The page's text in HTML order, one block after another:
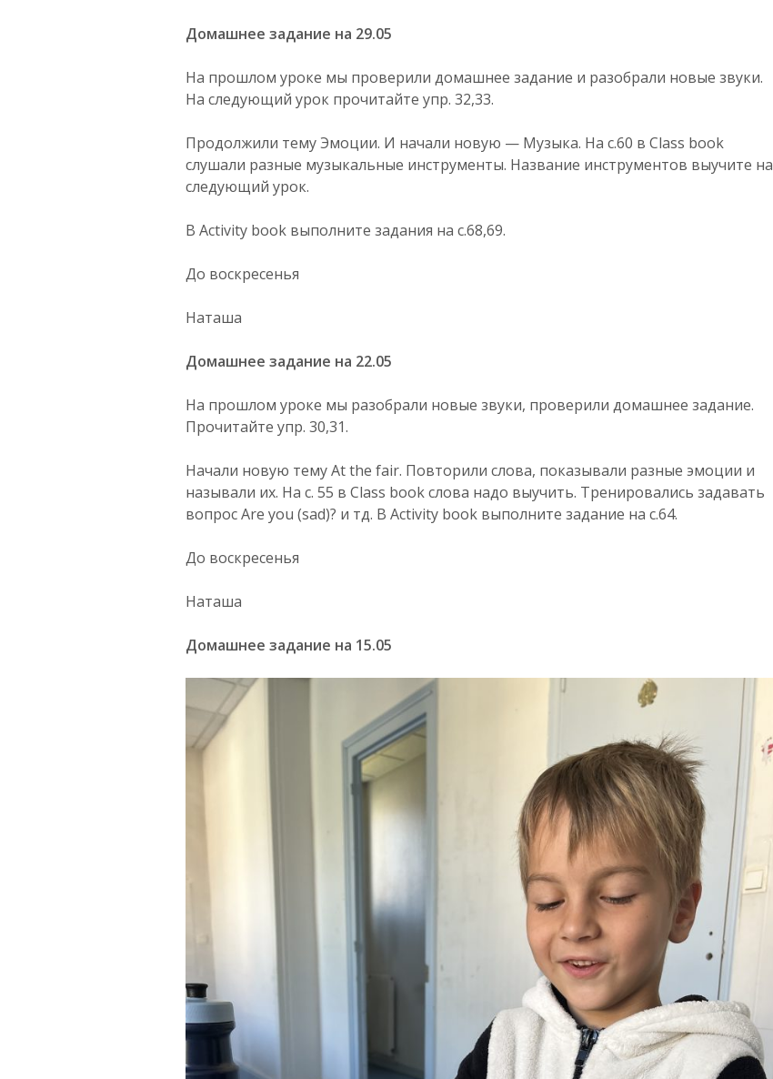
Домашнее задание на 29.05
На прошлом уроке мы проверили домашнее задание и разобрали новые звуки.
На следующий урок прочитайте упр. 32,33.
Продолжили тему Эмоции. И начали новую — Музыка. На с.60 в Class book
слушали разные музыкальные инструменты. Название инструментов выучите на
следующий урок.
В Activity book выполните задания на с.68,69.
До воскресенья
Наташа
Домашнее задание на 22.05
На прошлом уроке мы разобрали новые звуки, проверили домашнее задание.
Прочитайте упр. 30,31.
Начали новую тему At the fair. Повторили слова, показывали разные эмоции и
называли их. На с. 55 в Class book слова надо выучить. Тренировались задавать
вопрос Are you (sad)? и тд. В Activity book выполните задание на с.64.
До воскресенья
Наташа
Домашнее задание на 15.05